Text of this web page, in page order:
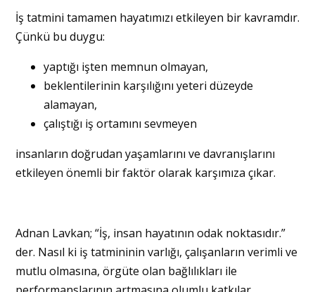
İş tatmini tamamen hayatımızı etkileyen bir kavramdır.
Çünkü bu duygu:
yaptığı işten memnun olmayan,
beklentilerinin karşılığını yeteri düzeyde
alamayan,
çalıştığı iş ortamını sevmeyen
insanların doğrudan yaşamlarını ve davranışlarını
etkileyen önemli bir faktör olarak karşımıza çıkar.
Adnan Lavkan; “İş, insan hayatının odak noktasıdır.”
der. Nasıl ki iş tatmininin varlığı, çalışanların verimli ve
mutlu olmasına, örgüte olan bağlılıkları ile